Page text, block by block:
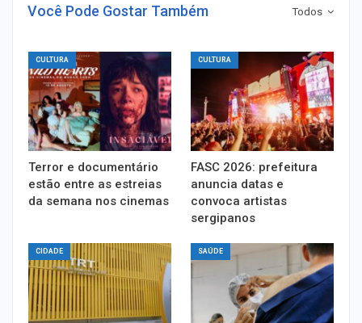
Todos
Você Pode Gostar Também
CULTURA
Terror e documentário
estão entre as estreias
da semana nos cinemas
CULTURA
FASC 2026: prefeitura
anuncia datas e
convoca artistas
sergipanos
CIDADE SAÚDE